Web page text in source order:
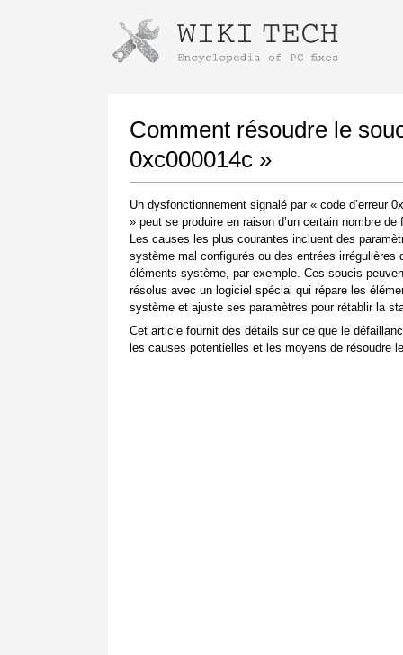
Comment résoudre le
0xc000014c »
Un dysfonctionnement signalé par « code d’erreur
» peut se produire en raison d’un certain nombre de
Les causes les plus courantes incluent des
système mal configurés ou des entrées irrégulières
éléments système, par exemple. Ces soucis
résolus avec un logiciel spécial qui répare les
système et ajuste ses paramètres pour rétablir la
Cet article fournit des détails sur ce que le
les causes potentielles et les moyens de résoudre
Instructions pour télécharger avec
Une fois le téléchargement terminé, cliquez sur
le lien du fichier téléchargé